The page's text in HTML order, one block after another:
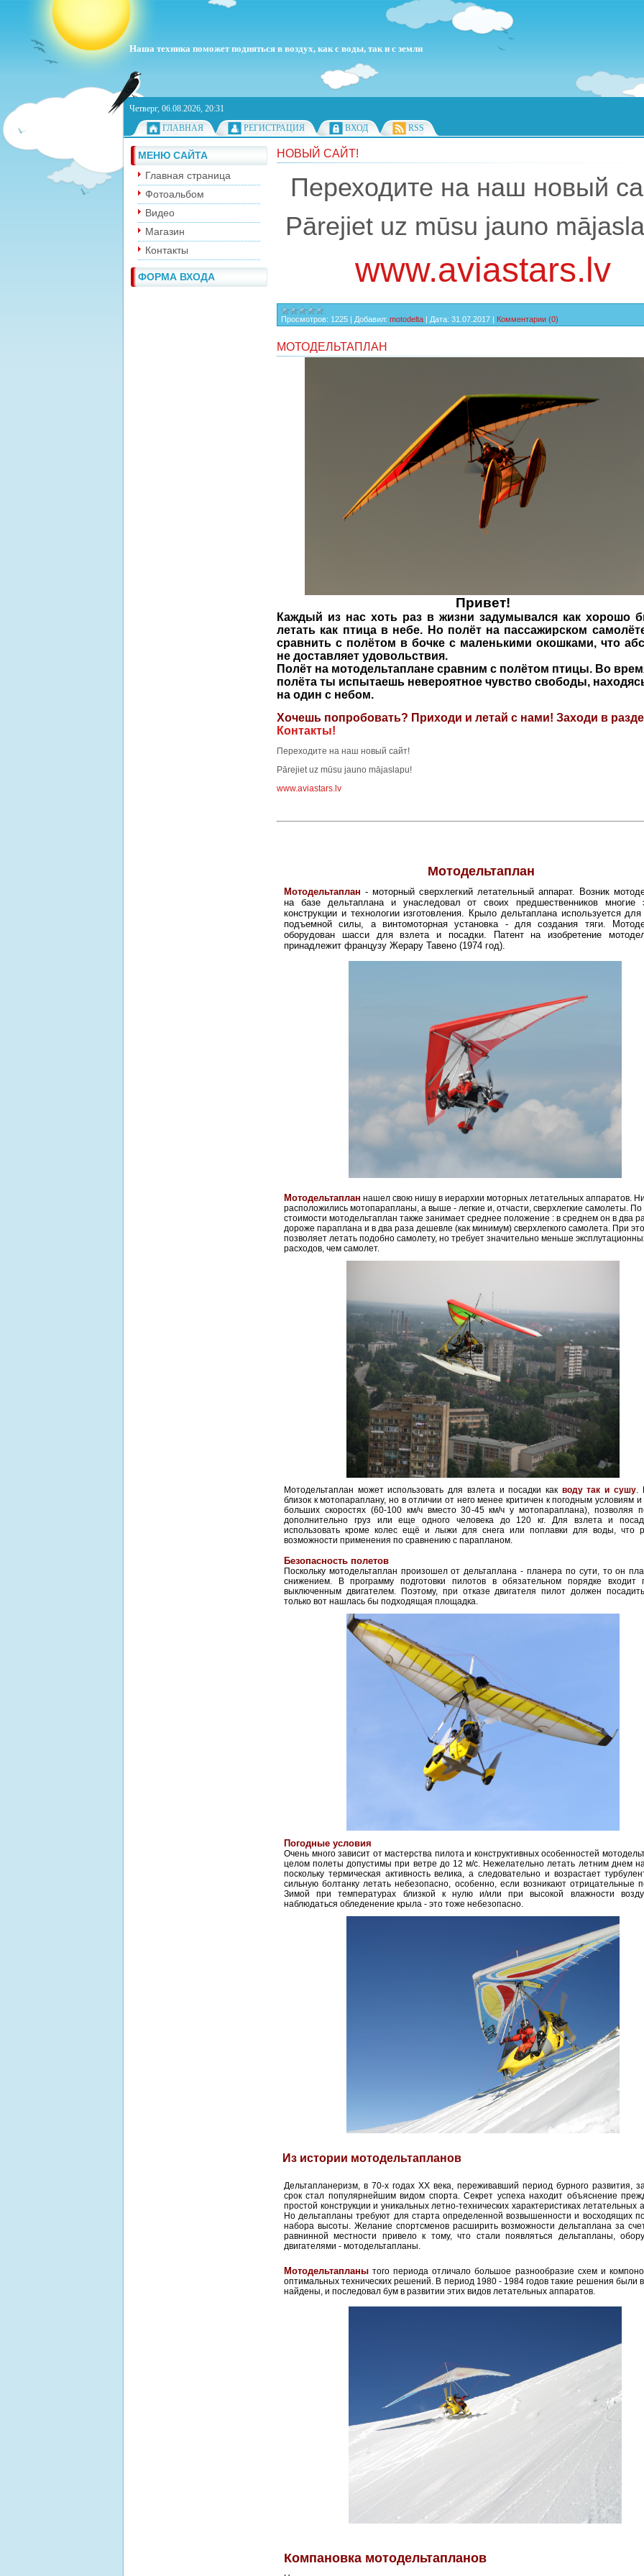
Наша техника поможет подняться в воздух, как с воды, так и с земли
Четверг, 06.08.2026, 20:31
ГЛАВНАЯ
РЕГИСТРАЦИЯ ВХОД RSS
МЕНЮ САЙТА
Главная страница
Фотоальбом
Видео
Магазин
Контакты
ФОРМА ВХОДА
НОВЫЙ САЙТ!
Переходите на наш новый
Pārejiet uz mūsu jauno
www.aviastars.lv
Просмотров: 1225 | Добавил: motodelta | Дата: 31.07.2017 | Комментарии (0)
МОТОДЕЛЬТАПЛАН
Привет!
Каждый из нас хоть раз в жизни задумывался как хорошо
летать как птица в небе. Но полёт на пассажирском
сравнить с полётом в бочке с маленькими окошками, что
не доставляет удовольствия.
Полёт на мотодельтаплане сравним с полётом птицы. Во
полёта ты испытаешь невероятное чувство свободы,
на один с небом.
Хочешь попробовать? Приходи и летай с нами! Заходи в
Контакты!
Переходите на наш новый сайт!
Pārejiet uz mūsu jauno mājaslapu!
www.aviastars.lv
Мотодельтаплан
Мотодельтаплан - моторный сверхлегкий летательный аппарат. Возник
на базе дельтаплана и унаследовал от своих предшественников многие
конструкции и технологии изготовления. Крыло дельтаплана используется
подъемной силы, а винтомоторная установка - для создания тяги.
оборудован шасси для взлета и посадки. Патент на изобретение
принадлежит французу Жерару Тавено (1974 год).
Мотодельтаплан нашел свою нишу в иерархии моторных летательных аппаратов.
расположились мотопарапланы, а выше - легкие и, отчасти, сверхлегкие самолеты. По
стоимости мотодельтаплан также занимает среднее положение : в среднем он в два
дороже параплана и в два раза дешевле (как минимум) сверхлегкого самолета. При
позволяет летать подобно самолету, но требует значительно меньше
расходов, чем самолет.
Мотодельтаплан может использовать для взлета и посадки как воду так и сушу.
близок к мотопараплану, но в отличии от него менее критичен к погодным условиям
больших скоростях (60-100 км/ч вместо 30-45 км/ч у мотопараплана), позволяя
дополнительно груз или еще одного человека до 120 кг. Для взлета и
использовать кроме колес ещё и лыжи для снега или поплавки для воды, что
возможности применения по сравнению с парапланом.
Безопасность полетов
Поскольку мотодельтаплан произошел от дельтаплана - планера по сути, то он
снижением. В программу подготовки пилотов в обязательном порядке входит
выключенным двигателем. Поэтому, при отказе двигателя пилот должен
только вот нашлась бы подходящая площадка.
Погодные условия
Очень много зависит от мастерства пилота и конструктивных особенностей
целом полеты допустимы при ветре до 12 м/с. Нежелательно летать летним днем
поскольку термическая активность велика, а следовательно и возрастает
сильную болтанку летать небезопасно, особенно, если возникают отрицательные
Зимой при температурах близкой к нулю и/или при высокой влажности
наблюдаться обледенение крыла - это тоже небезопасно.
Из истории мотодельтапланов
Дельтапланеризм, в 70-х годах XX века, переживавший период бурного развития,
срок стал популярнейшим видом спорта. Секрет успеха находит объяснение
простой конструкции и уникальных летно-технических характеристиках летательных
Но дельтапланы требуют для старта определенной возвышенности и восходящих
набора высоты. Желание спортсменов расширить возможности дельтаплана за
равнинной местности привело к тому, что стали появляться дельтапланы,
двигателями - мотодельтапланы.
Мотодельтапланы того периода отличало большое разнообразие схем и
оптимальных технических решений. В период 1980 - 1984 годов такие решения были
найдены, и последовал бум в развитии этих видов летательных аппаратов.
Компановка мотодельтапланов